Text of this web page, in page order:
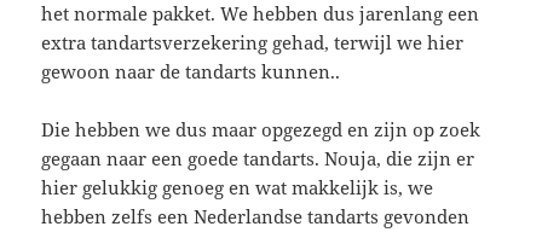
het normale pakket. We hebben dus jarenlang een
extra tandartsverzekering gehad, terwijl we hier
gewoon naar de tandarts kunnen..
Die hebben we dus maar opgezegd en zijn op zoek
gegaan naar een goede tandarts. Nouja, die zijn er
hier gelukkig genoeg en wat makkelijk is, we
hebben zelfs een Nederlandse tandarts gevonden